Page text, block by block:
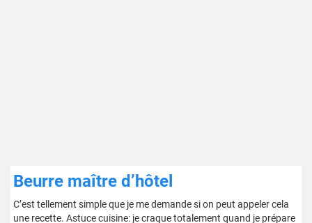
Beurre maître d’hôtel
C’est tellement simple que je me demande si on peut appeler cela
une recette. Astuce cuisine: je craque totalement quand je prépare